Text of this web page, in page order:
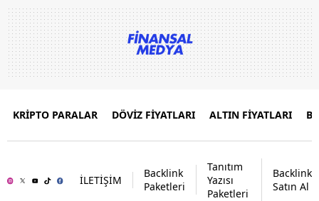
KRİPTO PARALAR DÖVİZ FİYATLARI ALTIN FİYATLARI
İLETİŞİM
Backlink
Paketleri
Tanıtım
Yazısı
Paketleri
Backlink
Satın Al